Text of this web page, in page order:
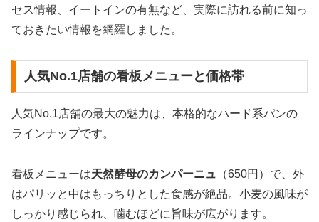
セス情報、イートインの有無など、実際に訪れる前に知っ
ておきたい情報を網羅しました。
人気No.1店舗の看板メニューと価格帯
人気No.1店舗の最大の魅力は、本格的なハード系パンの
ラインナップです。
看板メニューは天然酵母のカンパーニュ （650円）で、外
はパリッと中はもっちりとした食感が絶品。小麦の風味が
しっかり感じられ、噛むほどに旨味が広がります。